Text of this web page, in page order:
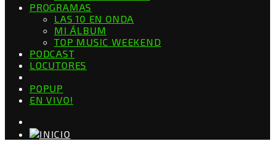
PROGRAMAS
LAS 10 EN ONDA
MI ÁLBUM
TOP MUSIC WEEKEND
PODCAST
LOCUTORES
POPUP
EN VIVO!